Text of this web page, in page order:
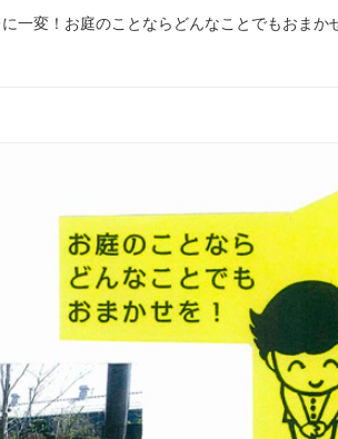
一変！お庭のことならどんなことでもおまか